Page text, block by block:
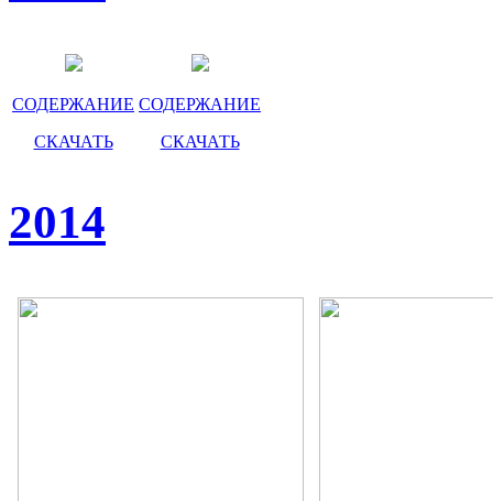
СОДЕРЖАНИЕ
СКАЧАТЬ
СОДЕРЖАНИЕ
СКАЧАТЬ
2014